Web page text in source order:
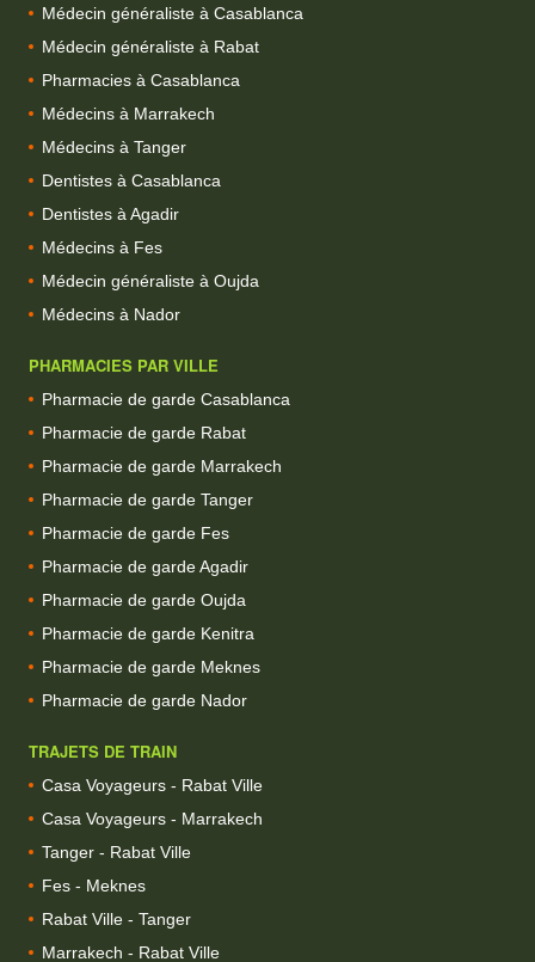
Médecin généraliste à Casablanca
Médecin généraliste à Rabat
Pharmacies à Casablanca
Médecins à Marrakech
Médecins à Tanger
Dentistes à Casablanca
Dentistes à Agadir
Médecins à Fes
Médecin généraliste à Oujda
Médecins à Nador
PHARMACIES PAR VILLE
Pharmacie de garde Casablanca
Pharmacie de garde Rabat
Pharmacie de garde Marrakech
Pharmacie de garde Tanger
Pharmacie de garde Fes
Pharmacie de garde Agadir
Pharmacie de garde Oujda
Pharmacie de garde Kenitra
Pharmacie de garde Meknes
Pharmacie de garde Nador
TRAJETS DE TRAIN
Casa Voyageurs - Rabat Ville
Casa Voyageurs - Marrakech
Tanger - Rabat Ville
Fes - Meknes
Rabat Ville - Tanger
Marrakech - Rabat Ville